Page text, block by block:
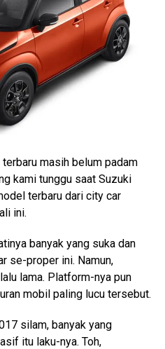
masih belum padam
kami tunggu saat Suzuki
terbaru dari city car
ini.
banyak yang suka dan
se-proper ini. Namun,
lama. Platform-nya pun
mobil paling lucu tersebut.
silam, banyak yang
itu laku-nya. Toh,